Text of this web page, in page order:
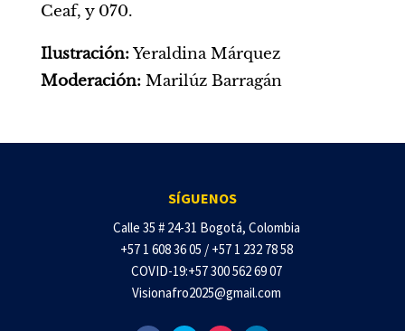
Ceaf, y 070.
Ilustración:Yeraldina Márquez
Moderación:Marilúz Barragán
SÍGUENOS
Calle 35 # 24-31 Bogotá, Colombia
+57 1 608 36 05 / +57 1 232 78 58
COVID-19:+57 300 562 69 07
Visionafro2025@gmail.com